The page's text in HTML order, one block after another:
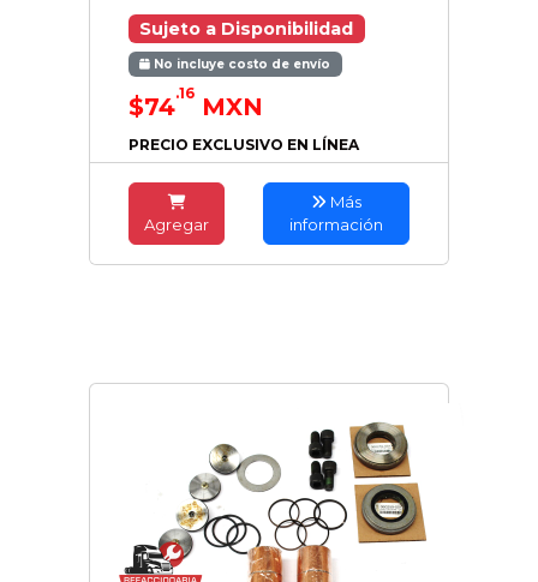
Sujeto a Disponibilidad
No incluye costo de envío
$74.16 MXN
PRECIO EXCLUSIVO EN LÍNEA
Agregar
Más
información